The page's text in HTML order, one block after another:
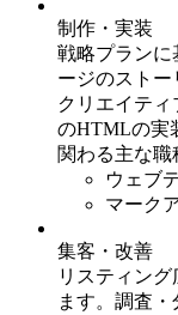
制作・実装
戦略プランに
ージのスト
クリエイテ
のHTMLの実
関わる主な職
ウェブ
マーク
集客・改善
リスティン
ます。調査